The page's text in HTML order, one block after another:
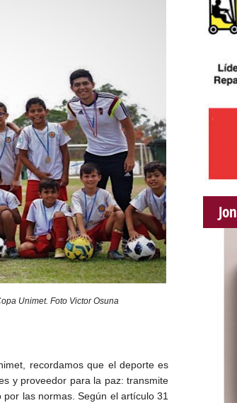
Unimet. Foto Victor Osuna
recordamos que el deporte es
y proveedor para la paz: transmite
las normas. Según el artículo 31